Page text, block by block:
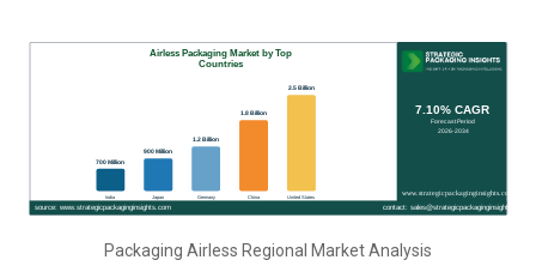
Packaging Airless Regional Market Analysis